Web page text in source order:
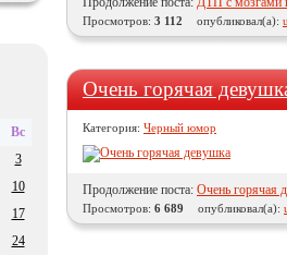
Просмотров: 3 112 опубликовал(а):
Очень горячая
Категория: Черный юмор
Продолжение поста: Очень горячая
Просмотров: 6 689 опубликовал(а):
Вс
3
10
17
24